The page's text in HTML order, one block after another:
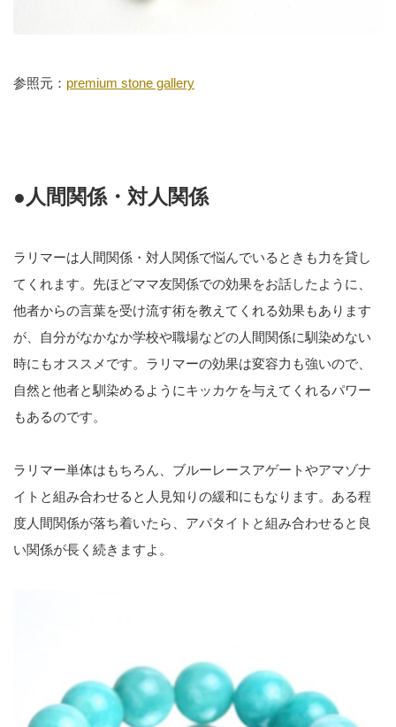
参照元： premium stone gallery
●人間関係・対人関係
ラリマーは人間関係・対人関係で悩んでいるときも力を貸し
てくれます。先ほどママ友関係での効果をお話したように、
他者からの言葉を受け流す術を教えてくれる効果もあります
が、自分がなかなか学校や職場などの人間関係に馴染めない
時にもオススメです。ラリマーの効果は変容力も強いので、
自然と他者と馴染めるようにキッカケを与えてくれるパワー
もあるのです。
ラリマー単体はもちろん、ブルーレースアゲートやアマゾナ
イトと組み合わせると人見知りの緩和にもなります。ある程
度人間関係が落ち着いたら、アパタイトと組み合わせると良
い関係が長く続きますよ。